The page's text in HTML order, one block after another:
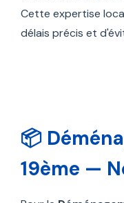
Cette expertise
délais précis et
📦
19ème —